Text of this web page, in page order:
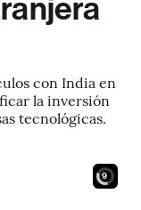
con India en
la inversión
tecnológicas.
7